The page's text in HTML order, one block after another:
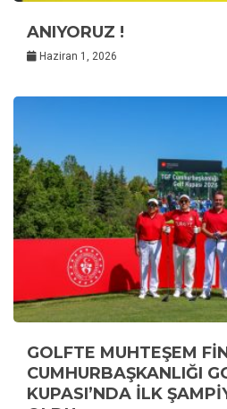
ANIYORUZ !
Haziran 1, 2026
GOLFTE MUHTEŞEM
CUMHURBAŞKANLIĞI
KUPASI’NDA İLK